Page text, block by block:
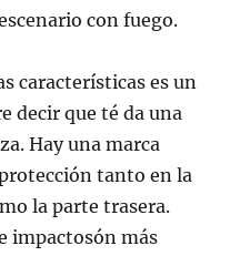
con fuego.
características es un
decir que té da una
Hay una marca
tanto en la
la parte trasera.
impactosón más